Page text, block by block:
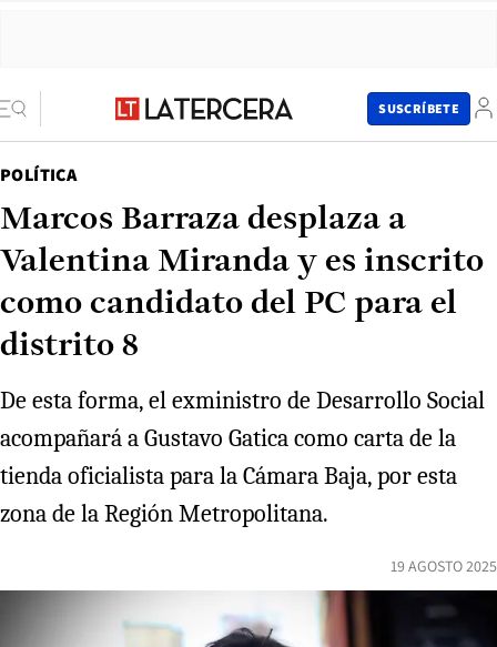
SUSCRÍBETE
POLÍTICA
Marcos Barraza desplaza a
Valentina Miranda y es inscrito
como candidato del PC para el
distrito 8
De esta forma, el exministro de Desarrollo Social
acompañará a Gustavo Gatica como carta de la
tienda oficialista para la Cámara Baja, por esta
zona de la Región Metropolitana.
19 AGOSTO 2025